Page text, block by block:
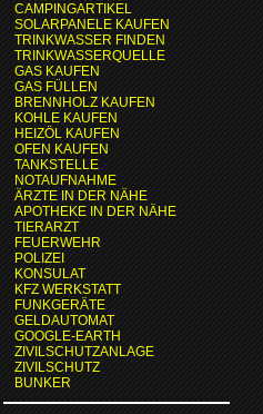
CAMPINGARTIKEL
SOLARPANELE KAUFEN
TRINKWASSER FINDEN
TRINKWASSERQUELLE
GAS KAUFEN
GAS FÜLLEN
BRENNHOLZ KAUFEN
KOHLE KAUFEN
HEIZÖL KAUFEN
OFEN KAUFEN
TANKSTELLE
NOTAUFNAHME
ÄRZTE IN DER NÄHE
APOTHEKE IN DER NÄHE
TIERARZT
FEUERWEHR
POLIZEI
KONSULAT
KFZ WERKSTATT
FUNKGERÄTE
GELDAUTOMAT
GOOGLE-EARTH
ZIVILSCHUTZANLAGE
ZIVILSCHUTZ
BUNKER